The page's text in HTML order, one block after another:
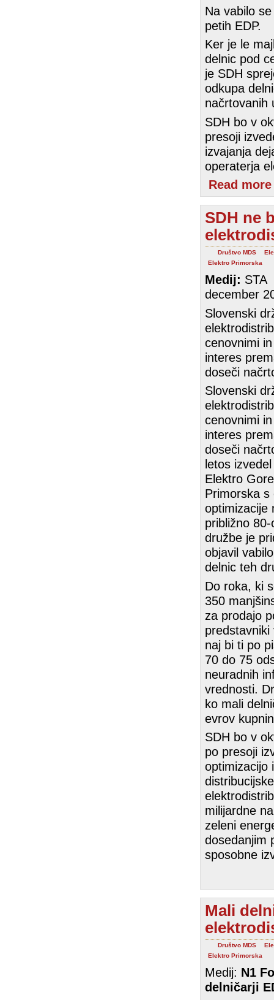
Na vabilo
petih EDP.
Ker je le
delnic pod
je SDH
odkupa
načrtovanih
SDH bo v
presoji
izvajanja
operaterja
Read more
SDH ne
Društvo MDS
Elektro Primorska
Medij: STA
december
Slovenski
cenovnimi
interes
doseči
Slovenski
cenovnimi
interes
doseči
letos
Elektro
Primorska s
optimizacije
približno
družbe je
objavil
delnic teh
Do roka, ki
350
za prodajo
naj bi ti po
70 do 75
neuradnih
vrednosti.
ko mali
evrov
SDH bo v
po presoji
optimizacijo
milijardne
zeleni
dosedanjim
sposobne
Mali
Društvo MDS
Elektro Primorska
Medij: N1
delničarji